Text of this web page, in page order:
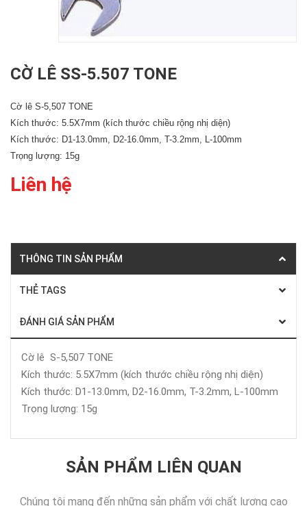
CỜ LÊ SS-5.507 TONE
Cờ lê S-5,507 TONE
Kích thước: 5.5X7mm (kích thước chiều rộng nhị diện)
Kích thước: D1-13.0mm, D2-16.0mm, T-3.2mm, L-100mm
Trọng lượng: 15g
Liên hệ
THÔNG TIN SẢN PHẨM
THẺ TAGS
ĐÁNH GIÁ SẢN PHẨM
Cờ lê S-5,507 TONE
Kích thước: 5.5X7mm (kích thước chiều rộng nhị diện)
Kích thước: D1-13.0mm, D2-16.0mm, T-3.2mm, L-100mm
Trọng lượng: 15g
SẢN PHẨM LIÊN QUAN
Chúng tôi mang đến những sản phẩm với chất lượng cao